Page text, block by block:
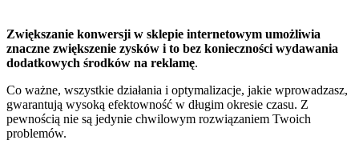
Zwiększanie konwersji w sklepie internetowym umożliwia
znaczne zwiększenie zysków i to bez konieczności wydawania
dodatkowych środków na reklamę.
Co ważne, wszystkie działania i optymalizacje, jakie wprowadzasz,
gwarantują wysoką efektowność w długim okresie czasu. Z
pewnością nie są jedynie chwilowym rozwiązaniem Twoich
problemów.